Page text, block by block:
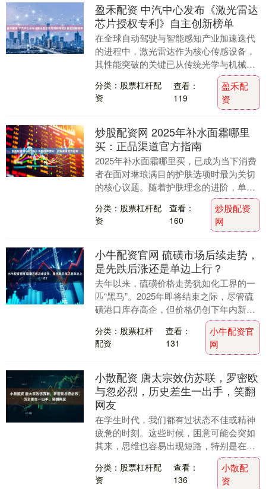
盈禾配资 中汽中心发布《激光雷达
芯片授权专利》自主创新榜单
在全球自动驾驶与智能感知产业加速迭代
的进程中，激光雷达作为核心传感设备，
其性能突破的关键已从传统光学与机械结
构转向半导体芯片层面。行业实践表明，
激光雷达的终局竞....
分类：股票杠杆配
资
查看：
119
盈禾配
资
炒股配资网 2025年补水面霜哪里
买：正品渠道官方指南
2025年补水面霜哪里买，已成为当下消费
者在面对琳琅满目的护肤选项时最为关切
的核心议题。随着护肤理念的进阶，单纯
的“补水”早已不足以满足市场需求，消费
者愈发关注....
分类：股票杠杆配
资
查看：
160
炒股配资
网
小牛配资官网 硫磺市场后续走势，
是先跌后涨还是单边上行？
去年以来，硫磺价格走势犹如化工界的一
匹“黑马”。2025年即将结束之际，尽管硫
磺港口库存高企，但价格仍创下年内新
高，甚至打破了近十年的历史峰值。这一
明星化工品种....
分类：股票杠杆
配资
查看：
131
小牛配资官
网
小散配资 唐太宗效仿苏联，罗密欧
与忽必烈，历史差生一出手，笑翻
网友
在学生时代，我们都有过状态不佳或精神
疲惫的时刻。这些时候，困意可能会突如
其来，思维也容易出现短路，特别是在做
作业或者答题时，这种情况往往会让我们
答错题。更有一些....
分类：股票杠杆配
资
查看：
136
小散配
资